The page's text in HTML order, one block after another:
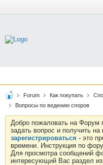
Forum Как покупать
Вопросы по ведению споров
Добро пожаловать на Форум
задать вопрос и получить на
зарегистрироваться - это
времени. Инструкция по
Для просмотра сообщений
интересующий Вас раздел из